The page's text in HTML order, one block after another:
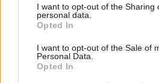
I want to opt-out of the Sharing
personal data.
Opted In
I want to opt-out of the Sale of
Personal Data.
Opted In
Tampereella järjestettävä
suurin hiphop-festivaali